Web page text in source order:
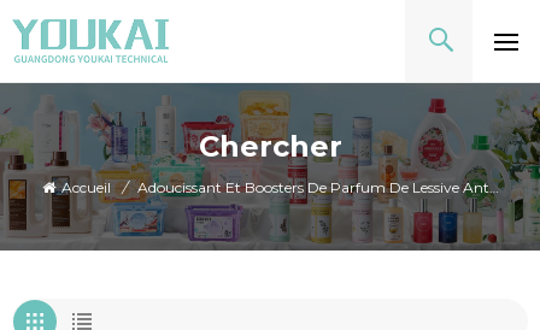
Chercher
Accueil / Adoucissant Et Boosters De Parfum De Lessive Antibactériens